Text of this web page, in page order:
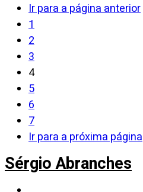
Ir para a página anterior
1
2
3
4
5
6
7
Ir para a próxima página
Sérgio Abranches